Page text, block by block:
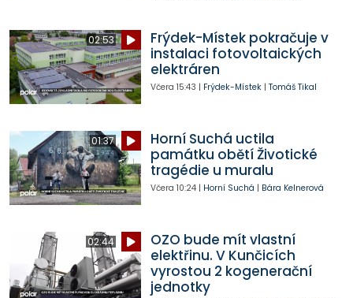
02:53
Frýdek-Místek pokračuje v
instalaci fotovoltaických
elektráren
Včera 15:43 | Frýdek-Místek| Tomáš Tikal
01:37
Horní Suchá uctila
památku obětí Životické
tragédie u muralu
Včera 10:24| Horní Suchá | Bára Kelnerová
02:44
OZO bude mít vlastní
elektřinu. V Kunčicích
vyrostou 2 kogenerační
jednotky